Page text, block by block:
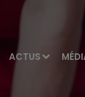
ACTUS